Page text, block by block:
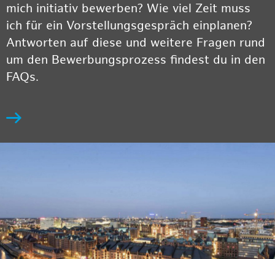
mich initiativ bewerben? Wie viel Zeit muss
ich für ein Vorstellungsgespräch einplanen?
Antworten auf diese und weitere Fragen rund
um den Bewerbungsprozess findest du in den
FAQs.